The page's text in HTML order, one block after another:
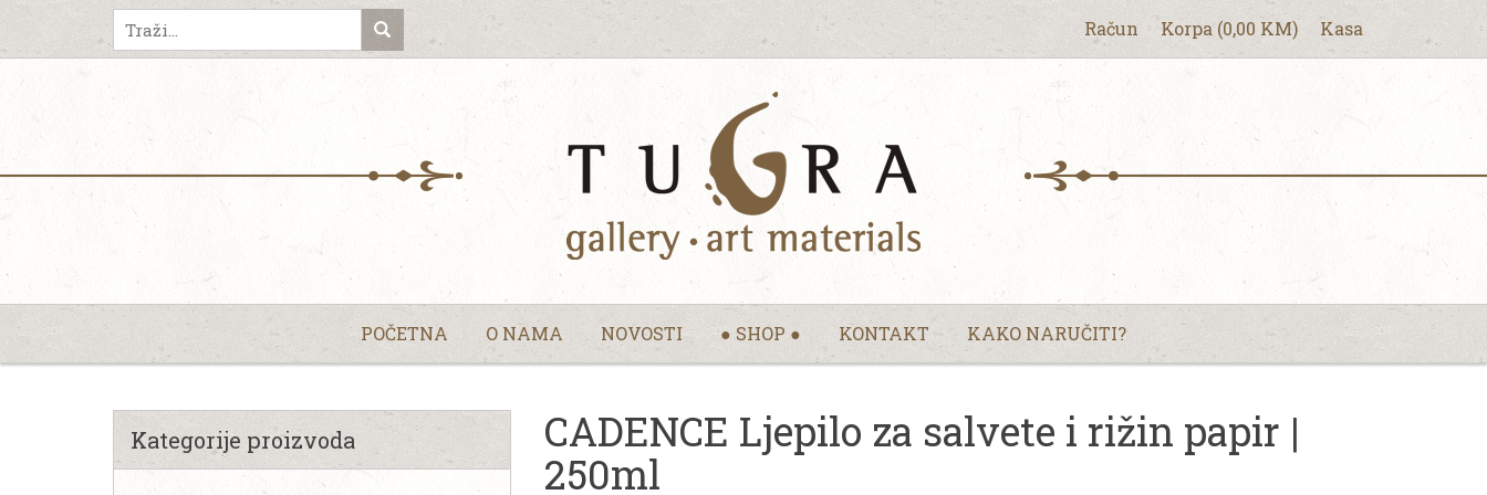
Račun Korpa (0,00 KM) Kasa
POČETNA O NAMA NOVOSTI ● SHOP ● KONTAKT KAKO NARUČITI?
CADENCE Ljepilo za salvete i rižin papir |
250ml
Kategorije proizvoda